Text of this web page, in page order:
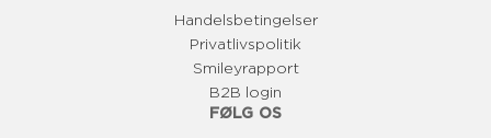
Handelsbetingelser
Privatlivspolitik
Smileyrapport
B2B login
FØLG OS